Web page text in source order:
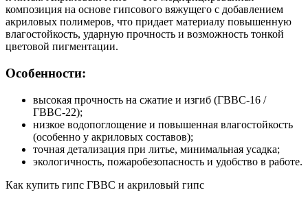
композиция на основе гипсового вяжущего с добавлением
акриловых полимеров, что придает материалу повышенную
влагостойкость, ударную прочность и возможность тонкой
цветовой пигментации.
Особенности:
высокая прочность на сжатие и изгиб (ГВВС-16 /
ГВВС-22);
низкое водопоглощение и повышенная влагостойкость
(особенно у акриловых составов);
точная детализация при литье, минимальная усадка;
экологичность, пожаробезопасность и удобство в работе.
Как купить гипс ГВВС и акриловый гипс